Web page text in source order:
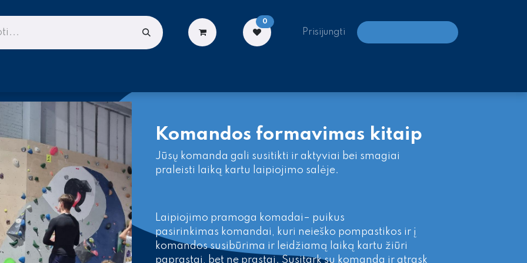
0
Prisijungti
Komandos formavimas kitaip
Jūsų komanda gali susitikti ir aktyviai bei smagiai
praleisti laiką kartu laipiojimo salėje.
Laipiojimo pramoga komadai– puikus
pasirinkimas komandai, kuri neieško pompastikos ir į
komandos susibūrima ir leidžiamą laiką kartu žiūri
paprastai, bet ne prastai. Susitark su komanda ir atrask